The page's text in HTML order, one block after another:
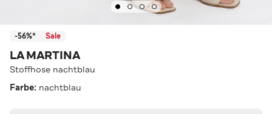
-56%* Sale
LA MARTINA
Stoffhose nachtblau
Farbe: nachtblau